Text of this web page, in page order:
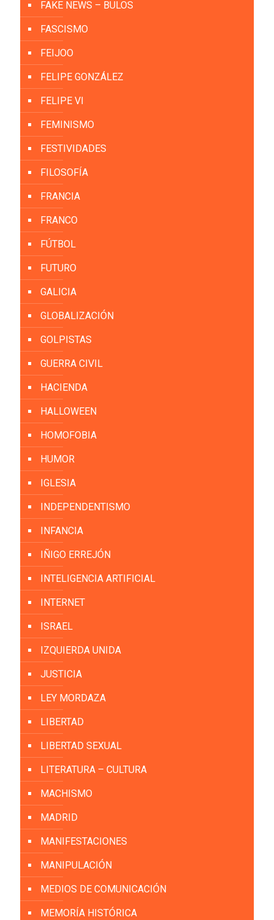
FAKE NEWS – BULOS
FASCISMO
FEIJOO
FELIPE GONZÁLEZ
FELIPE VI
FEMINISMO
FESTIVIDADES
FILOSOFÍA
FRANCIA
FRANCO
FÚTBOL
FUTURO
GALICIA
GLOBALIZACIÓN
GOLPISTAS
GUERRA CIVIL
HACIENDA
HALLOWEEN
HOMOFOBIA
HUMOR
IGLESIA
INDEPENDENTISMO
INFANCIA
IÑIGO ERREJÓN
INTELIGENCIA ARTIFICIAL
INTERNET
ISRAEL
IZQUIERDA UNIDA
JUSTICIA
LEY MORDAZA
LIBERTAD
LIBERTAD SEXUAL
LITERATURA – CULTURA
MACHISMO
MADRID
MANIFESTACIONES
MANIPULACIÓN
MEDIOS DE COMUNICACIÓN
MEMORÍA HISTÓRICA